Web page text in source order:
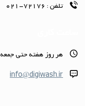
تلفن : 72176-021
هر روز هفته حتى جمعه‌ها 24
info@digiwash.ir